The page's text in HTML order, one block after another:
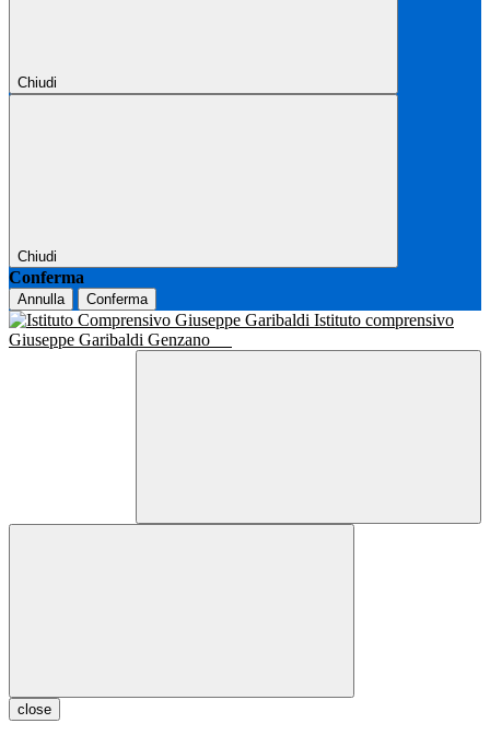
Chiudi
Chiudi
Conferma
Annulla Conferma
Istituto comprensivo
Giuseppe Garibaldi Genzano
close